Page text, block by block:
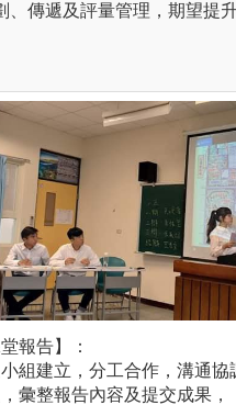
、傳遞及評量管理，期望提
堂報告】：
組建立，分工合作，溝通協
彙整報告內容及提交成果，